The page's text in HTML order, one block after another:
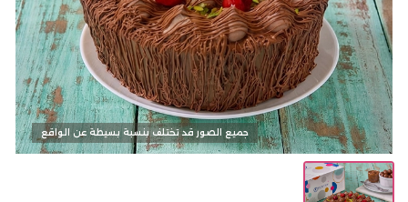
ايس كريم
كحك وبسكويت
الالبان جميع الصور قد تختلف بنسبة بسيطة عن الواقع